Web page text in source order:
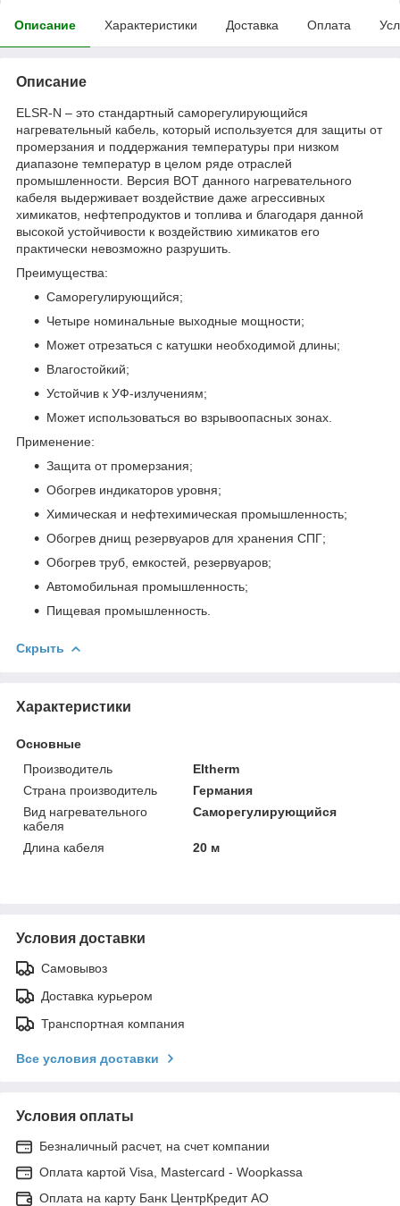
Описание Характеристики Доставка Оплата
Описание
ELSR-N – это стандартный саморегулирующийся
нагревательный кабель, который используется для защиты от
промерзания и поддержания температуры при низком
диапазоне температур в целом ряде отраслей
промышленности. Версия BOT данного нагревательного
кабеля выдерживает воздействие даже агрессивных
химикатов, нефтепродуктов и топлива и благодаря данной
высокой устойчивости к воздействию химикатов его
практически невозможно разрушить.
Преимущества:
Саморегулирующийся;
Четыре номинальные выходные мощности;
Может отрезаться с катушки необходимой длины;
Влагостойкий;
Устойчив к УФ-излучениям;
Может использоваться во взрывоопасных зонах.
Применение:
Защита от промерзания;
Обогрев индикаторов уровня;
Химическая и нефтехимическая промышленность;
Обогрев днищ резервуаров для хранения СПГ;
Обогрев труб, емкостей, резервуаров;
Автомобильная промышленность;
Пищевая промышленность.
Скрыть
Характеристики
Основные
Производитель
Eltherm
Страна производитель
Германия
Вид нагревательного
кабеля
Саморегулирующийся
Длина кабеля 20 м
Условия доставки
Самовывоз
Доставка курьером
Транспортная компания
Все условия доставки
Условия оплаты
Безналичный расчет, на счет компании
Оплата картой Visa, Mastercard - Woopkassa
Оплата на карту Банк ЦентрКредит АО